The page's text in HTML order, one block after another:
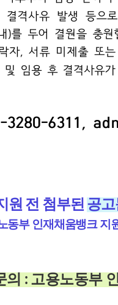
원 전 첨부된 공고
동부 인재채움뱅크 지
: 고용노동부